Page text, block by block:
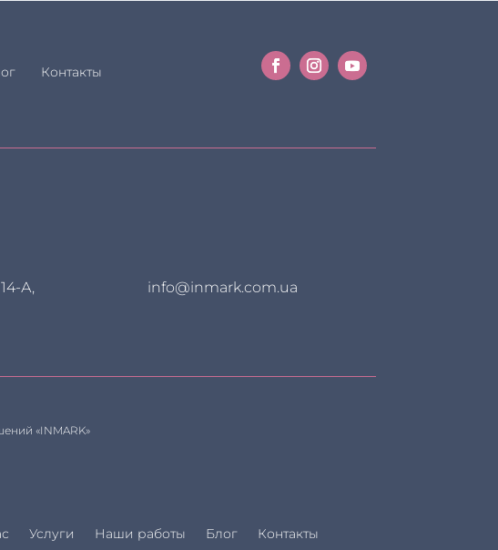
Контакты
А,
info@inmark.com.ua
«INMARK»
Услуги Наши работы Блог Контакты